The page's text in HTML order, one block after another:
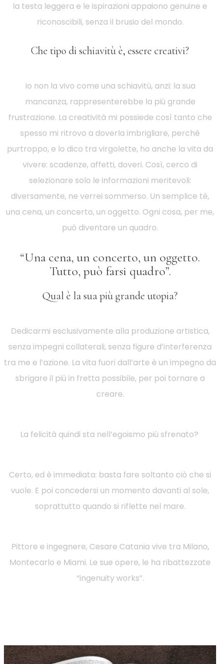
la testa leggera e le ispirazioni appaiono genuine e
riconoscibili, senza il brusio del mondo.
Che tipo di schiavitù è, essere creativi?
Io non la vivo come una schiavitù, anzi: la sua
mancanza, rappresenterebbe la più grande
frustrazione. La creatività mi possiede così tanto che
spesso mi ritrovo a doverla imbrigliare, perché
purtroppo, e lo dico tra virgolette, ho anche la vita da
vivere: scadenze, affetti, doveri. Così, cerco di
selezionare solo le informazioni meritevoli:
diversamente, ne verrei sommerso. Un semplice tè,
una cena, un concerto, un oggetto. Ogni cosa, per me,
può diventare un quadro.
“Una cena, un concerto, un oggetto.
Tutto, può farsi quadro”.
Qual è la sua più grande utopia?
Dedicarmi esclusivamente alla produzione artistica,
senza impegni collaterali, senza figure d’interferenza
tra me e l’azione. La vita fuori dall’arte è un impegno da
sbrigare il più in fretta possibile, per poi tornare a
creare.
La felicità quindi sta nell’egoismo più sfrenato?
Certo, ed è immediata: basta fare soltanto ciò che si
vuole. E poi concedersi un momento davanti al sole,
soprattutto quando si riflette nel mare.
Pittore e ingegnere, Cesare Catania vive tra Milano,
Montecarlo e Miami. Le sue opere, le ha ribattezzate
“ingenuity works”.